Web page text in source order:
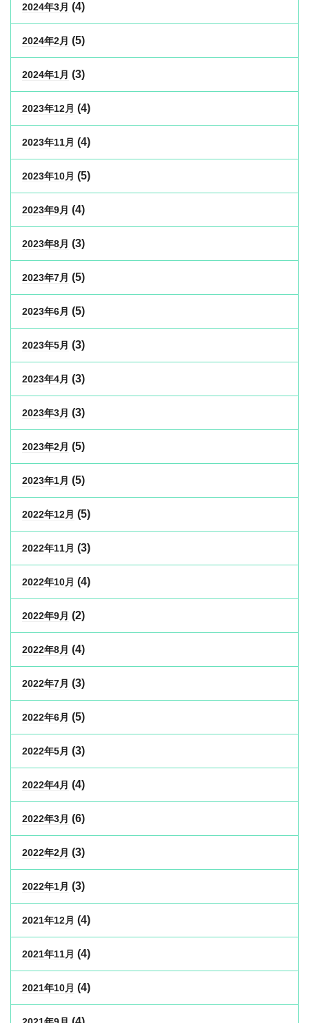
2024年3月 (4)
2024年2月 (5)
2024年1月 (3)
2023年12月 (4)
2023年11月 (4)
2023年10月 (5)
2023年9月 (4)
2023年8月 (3)
2023年7月 (5)
2023年6月 (5)
2023年5月 (3)
2023年4月 (3)
2023年3月 (3)
2023年2月 (5)
2023年1月 (5)
2022年12月 (5)
2022年11月 (3)
2022年10月 (4)
2022年9月 (2)
2022年8月 (4)
2022年7月 (3)
2022年6月 (5)
2022年5月 (3)
2022年4月 (4)
2022年3月 (6)
2022年2月 (3)
2022年1月 (3)
2021年12月 (4)
2021年11月 (4)
2021年10月 (4)